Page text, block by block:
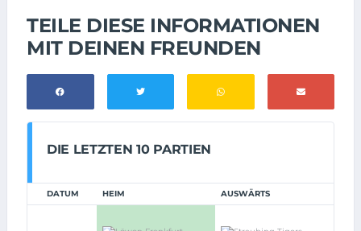
TEILE DIESE INFORMATIONEN
MIT DEINEN FREUNDEN
DIE LETZTEN 10 PARTIEN
DATUM HEIM AUSWÄRTS